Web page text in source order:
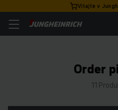
Vitajte v
Order
11